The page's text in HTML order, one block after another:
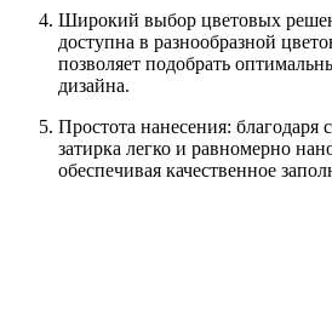
Широкий выбор цветовых
доступна в разнообразной
позволяет подобрать
дизайна.
Простота нанесения: благодаря
затирка легко и равномерно
обеспечивая качественное